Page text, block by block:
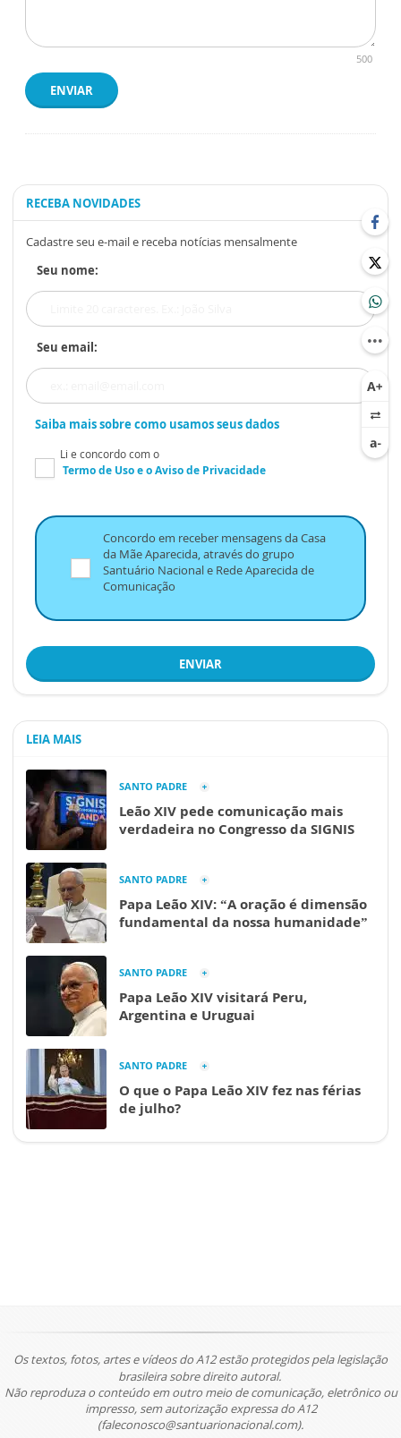
500
ENVIAR
RECEBA NOVIDADES
Cadastre seu e-mail e receba notícias mensalmente
Seu nome:
Seu email:
Saiba mais sobre como usamos seus dados
Li e concordo com o
Termo de Usoe oAviso de Privacidade
Concordo em receber mensagens da Casa
da Mãe Aparecida, através do grupo
Santuário Nacional e Rede Aparecida de
Comunicação
ENVIAR
LEIA MAIS
SANTO PADRE
Leão XIV pede comunicação mais
verdadeira no Congresso da SIGNIS
SANTO PADRE
Papa Leão XIV: “A oração é dimensão
fundamental da nossa humanidade”
SANTO PADRE
Papa Leão XIV visitará Peru,
Argentina e Uruguai
SANTO PADRE
O que o Papa Leão XIV fez nas férias
de julho?
Os textos, fotos, artes e vídeos do A12 estão protegidos pela legislação
brasileira sobre direito autoral.
Não reproduza o conteúdo em outro meio de comunicação, eletrônico ou
impresso, sem autorização expressa do A12
(faleconosco@santuarionacional.com).